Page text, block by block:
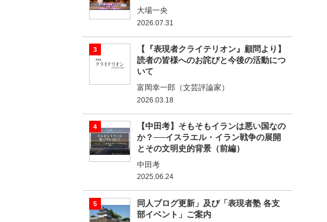
大場一央
2026.07.31
【『表現者クライテリオン』顧問より】
読者の皆様へのお詫びと今後の活動につ
いて
富岡幸一郎（文芸評論家）
2026.03.18
【中田考】そもそもイランは悪い国なの
か？──イスラエル・イラン戦争の展開
とその文明史的背景（前編）
中田考
2025.06.24
同人ブログ更新」及び「表現者塾 各支
部イベント」ご案内